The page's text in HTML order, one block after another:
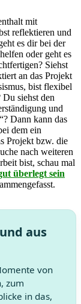
mit
reflektieren und
es dir bei der
oder geht es
Siehst
an das Projekt
bist flexibel
siehst den
und
Dann kann das
dem ein
Projekt bzw. die
nach weiteren
bist, schau mal
überlegt sein
aus
von
zum
in das,